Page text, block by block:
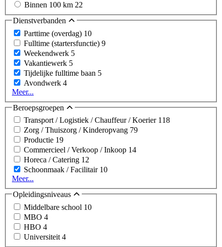
Binnen 100 km 22
Dienstverbanden
Parttime (overdag) 10
Fulltime (startersfunctie) 9
Weekendwerk 5
Vakantiewerk 5
Tijdelijke fulltime baan 5
Avondwerk 4
Meer...
Beroepsgroepen
Transport / Logistiek / Chauffeur / Koerier 118
Zorg / Thuiszorg / Kinderopvang 79
Productie 19
Commercieel / Verkoop / Inkoop 14
Horeca / Catering 12
Schoonmaak / Facilitair 10
Meer...
Opleidingsniveaus
Middelbare school 10
MBO 4
HBO 4
Universiteit 4